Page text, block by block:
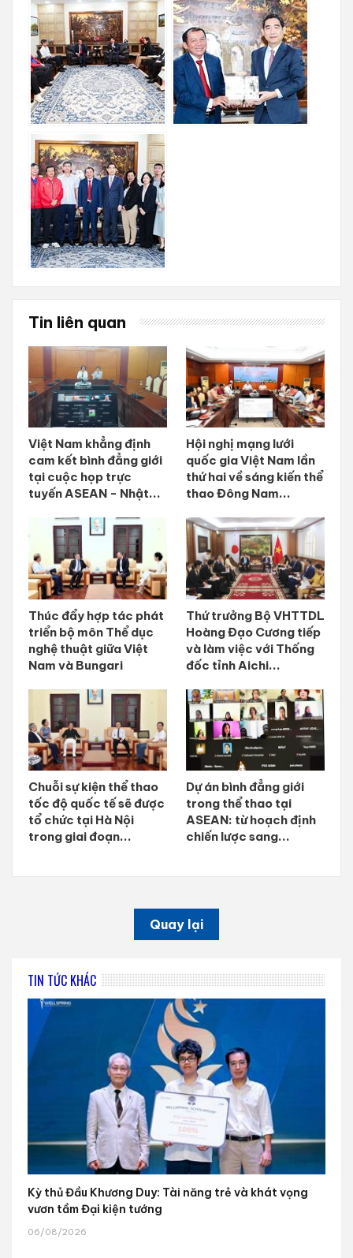
Tin liên quan
Việt Nam khẳng định
cam kết bình đẳng giới
tại cuộc họp trực
tuyến ASEAN - Nhật...
Hội nghị mạng lưới
quốc gia Việt Nam lần
thứ hai về sáng kiến thể
thao Đông Nam...
Thúc đẩy hợp tác phát
triển bộ môn Thể dục
nghệ thuật giữa Việt
Nam và Bungari
Thứ trưởng Bộ VHTTDL
Hoàng Đạo Cương tiếp
và làm việc với Thống
đốc tỉnh Aichi...
Chuỗi sự kiện thể thao
tốc độ quốc tế sẽ được
tổ chức tại Hà Nội
trong giai đoạn...
Dự án bình đẳng giới
trong thể thao tại
ASEAN: từ hoạch định
chiến lược sang...
Quay lại
TIN TỨC KHÁC
Kỳ thủ Đầu Khương Duy: Tài năng trẻ và khát vọng
vươn tầm Đại kiện tướng
06/08/2026